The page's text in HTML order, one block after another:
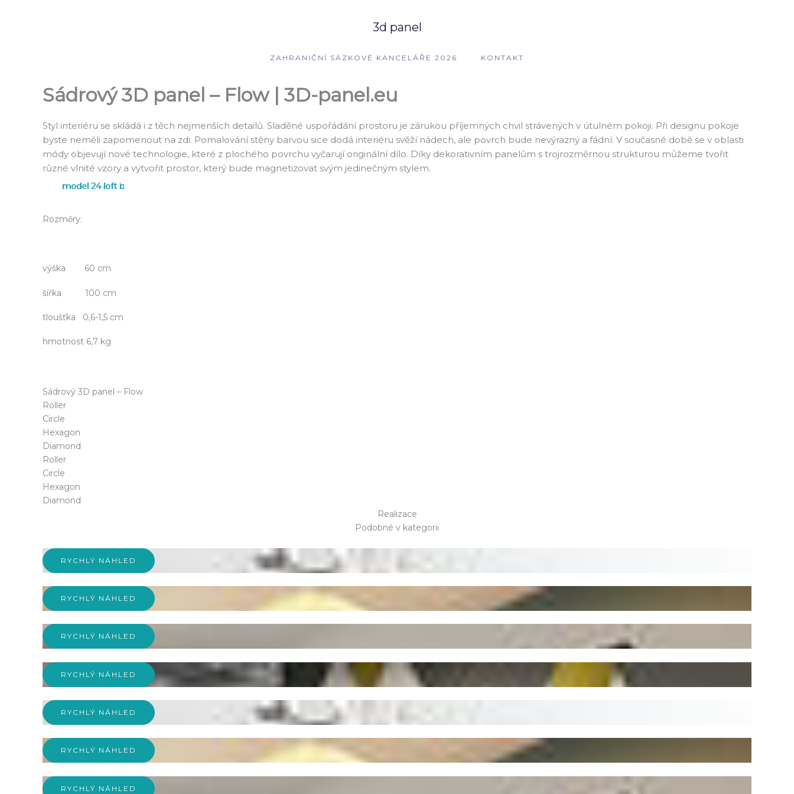
3d panel
ZAHRANIČNÍ SÁZKOVÉ KANCELÁŘE 2026 KONTAKT
Sádrový 3D panel – Flow | 3D-panel.eu
Styl interiéru se skládá i z těch nejmenších detailů. Sladěné uspořádání prostoru je zárukou příjemných chvil strávených v útulném pokoji. Při designu pokoje
byste neměli zapomenout na zdi. Pomalování stěny barvou sice dodá interiéru svěží nádech, ale povrch bude nevýrazný a fádní. V současné době se v oblasti
módy objevují nové technologie, které z plochého povrchu vyčarují originální dílo. Díky dekorativním panelům s trojrozměrnou strukturou můžeme tvořit
různé vlnité vzory a vytvořit prostor, který bude magnetizovat svým jedinečným stylem.
Rozměry:
výška 60 cm
šířka 100 cm
tloušťka 0,6-1,5 cm
hmotnost 6,7 kg
Sádrový 3D panel – Flow
Roller
Circle
Hexagon
Diamond
Roller
Circle
Hexagon
Diamond
Realizace
Podobné v kategorii
model 24 loft b
model 24 loft c
RYCHLÝ NÁHLED
RYCHLÝ NÁHLED
RYCHLÝ NÁHLED
RYCHLÝ NÁHLED
RYCHLÝ NÁHLED
RYCHLÝ NÁHLED
RYCHLÝ NÁHLED